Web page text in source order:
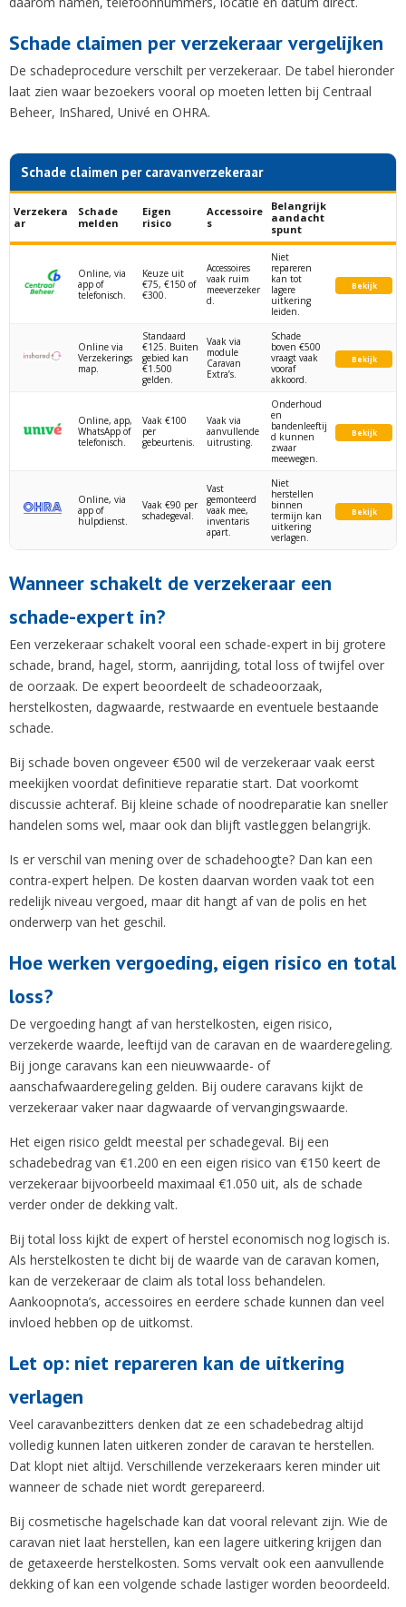
Schade claimen per verzekeraar vergelijken
De schadeprocedure verschilt per verzekeraar. De tabel hieronder
laat zien waar bezoekers vooral op moeten letten bij Centraal
Beheer, InShared, Univé en OHRA.
Schade claimen per caravanverzekeraar
Verzekera
ar
Schade
melden
Eigen
risico
Accessoire
s
Belangrijk
aandacht
spunt
Online, via
app of
telefonisch.
Keuze uit
€75, €150 of
€300.
Accessoires
vaak ruim
meeverzeker
d.
Niet
repareren
kan tot
lagere
uitkering
leiden.
Bekijk
Online via
Verzekerings
map.
Standaard
€125. Buiten
gebied kan
€1.500
gelden.
Vaak via
module
Caravan
Extra’s.
Schade
boven €500
vraagt vaak
vooraf
akkoord.
Bekijk
Online, app,
WhatsApp of
telefonisch.
Vaak €100
per
gebeurtenis.
Vaak via
aanvullende
uitrusting.
Onderhoud
en
bandenleeftij
d kunnen
zwaar
meewegen.
Bekijk
Online, via
app of
hulpdienst.
Vaak €90 per
schadegeval.
Vast
gemonteerd
vaak mee,
inventaris
apart.
Niet
herstellen
binnen
termijn kan
uitkering
verlagen.
Bekijk
Wanneer schakelt de verzekeraar een
schade-expert in?
Een verzekeraar schakelt vooral een schade-expert in bij grotere
schade, brand, hagel, storm, aanrijding, total loss of twijfel over
de oorzaak. De expert beoordeelt de schadeoorzaak,
herstelkosten, dagwaarde, restwaarde en eventuele bestaande
schade.
Bij schade boven ongeveer €500 wil de verzekeraar vaak eerst
meekijken voordat definitieve reparatie start. Dat voorkomt
discussie achteraf. Bij kleine schade of noodreparatie kan sneller
handelen soms wel, maar ook dan blijft vastleggen belangrijk.
Is er verschil van mening over de schadehoogte? Dan kan een
contra-expert helpen. De kosten daarvan worden vaak tot een
redelijk niveau vergoed, maar dit hangt af van de polis en het
onderwerp van het geschil.
Hoe werken vergoeding, eigen risico en total
loss?
De vergoeding hangt af van herstelkosten, eigen risico,
verzekerde waarde, leeftijd van de caravan en de waarderegeling.
Bij jonge caravans kan een nieuwwaarde- of
aanschafwaarderegeling gelden. Bij oudere caravans kijkt de
verzekeraar vaker naar dagwaarde of vervangingswaarde.
Het eigen risico geldt meestal per schadegeval. Bij een
schadebedrag van €1.200 en een eigen risico van €150 keert de
verzekeraar bijvoorbeeld maximaal €1.050 uit, als de schade
verder onder de dekking valt.
Bij total loss kijkt de expert of herstel economisch nog logisch is.
Als herstelkosten te dicht bij de waarde van de caravan komen,
kan de verzekeraar de claim als total loss behandelen.
Aankoopnota’s, accessoires en eerdere schade kunnen dan veel
invloed hebben op de uitkomst.
Let op: niet repareren kan de uitkering
verlagen
Veel caravanbezitters denken dat ze een schadebedrag altijd
volledig kunnen laten uitkeren zonder de caravan te herstellen.
Dat klopt niet altijd. Verschillende verzekeraars keren minder uit
wanneer de schade niet wordt gerepareerd.
Bij cosmetische hagelschade kan dat vooral relevant zijn. Wie de
caravan niet laat herstellen, kan een lagere uitkering krijgen dan
de getaxeerde herstelkosten. Soms vervalt ook een aanvullende
dekking of kan een volgende schade lastiger worden beoordeeld.